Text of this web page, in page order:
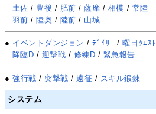
土佐 / 豊後 / 肥前 /薩摩 / 相模 / 常陸
羽前 / 陸奥 / 陸前 / 山城
● イベントダンジョン /ﾃﾞｲﾘｰ /曜日ｸｴｽﾄ
降臨D / 迎撃戦 / 修練D / 緊急報告
●強行戦 / 突撃戦 /遠征 / スキル鍛錬
システム